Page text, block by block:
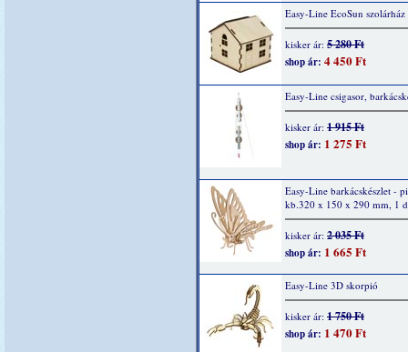
Easy-Line EcoSun szolárház
kisker ár: 5 280 Ft
shop ár: 4 450 Ft
Easy-Line csigasor,
kisker ár: 1 915 Ft
shop ár: 1 275 Ft
Easy-Line barkácskészlet -
kb.320 x 150 x 290 mm, 1
kisker ár: 2 035 Ft
shop ár: 1 665 Ft
Easy-Line 3D skorpió
kisker ár: 1 750 Ft
shop ár: 1 470 Ft